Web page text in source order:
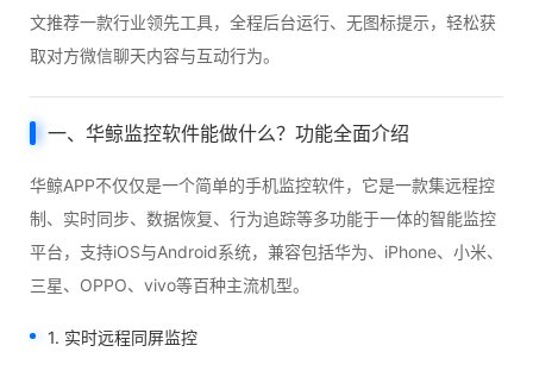
文推荐一款行业领先工具，全程后台运行、无图标提示，轻松获
取对方微信聊天内容与互动行为。
一、华鲸监控软件能做什么？功能全面介绍
华鲸APP不仅仅是一个简单的手机监控软件，它是一款集远程控
制、实时同步、数据恢复、行为追踪等多功能于一体的智能监控
平台，支持iOS与Android系统，兼容包括华为、iPhone、小米、
三星、OPPO、vivo等百种主流机型。
1. 实时远程同屏监控